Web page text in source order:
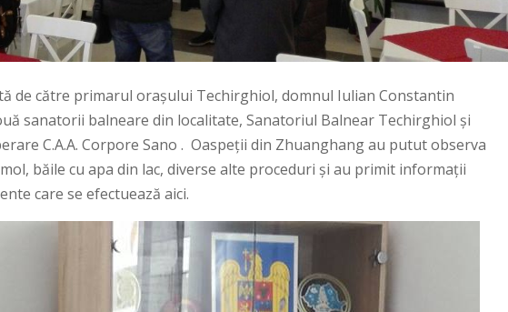
de către primarul orașului Techirghiol, domnul Iulian Constantin
sanatorii balneare din localitate, Sanatoriul Balnear Techirghiol și
C.A.A. Corpore Sano . Oaspeții din Zhuanghang au putut observa
băile cu apa din lac, diverse alte proceduri și au primit informații
care se efectuează aici.